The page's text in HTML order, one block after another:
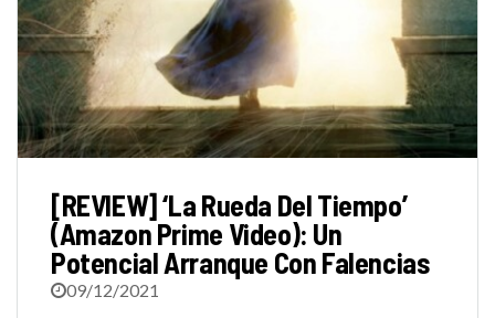
[REVIEW] ‘La Rueda Del Tiempo’
(Amazon Prime Video): Un
Potencial Arranque Con Falencias
09/12/2021